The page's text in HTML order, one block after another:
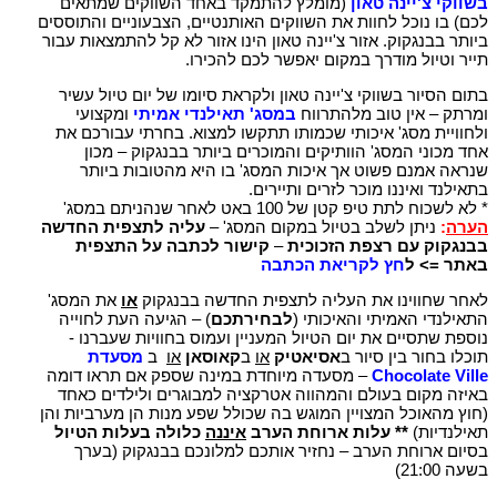
לכם) בו נוכל לחוות את השווקים האותנטיים, הצבעוניים והתוססים
ביותר בבנגקוק. אזור צ'יינה טאון הינו אזור לא קל להתמצאות עבור
תייר וטיול מודרך במקום יאפשר לכם להכירו.
בתום הסיור בשווקי צ'יינה טאון ולקראת סיומו של יום טיול עשיר
ומרתק – אין טוב מלהתרווח במסג' תאילנדי אמיתי ומקצועי
ולחוויית מסג' איכותי שכמותו תתקשו למצוא. בחרתי עבורכם את
אחד מכוני המסג' הוותיקים והמוכרים ביותר בבנגקוק – מכון
שנראה אמנם פשוט אך איכות המסג' בו היא מהטובות ביותר
בתאילנד ואיננו מוכר לזרים ותיירים.
* לא לשכוח לתת טיפ קטן של 100 באט לאחר שנהניתם במסג'
הערה: ניתן לשלב בטיול במקום המסג' – עליה לתצפית החדשה
בבנגקוק עם רצפת הזכוכית– קישור לכתבה על התצפית
באתר => לחץ לקריאת הכתבה
לאחר שחווינו את העליה לתצפית החדשה בבנגקוק או את המסג'
התאילנדי האמיתי והאיכותי (לבחירתכם) – הגיעה העת לחוייה
נוספת שתסיים את יום הטיול המעניין ועמוס בחוויות שעברנו -
תוכלו בחור בין סיור באסיאטיק או בקאוסאן או ב מסעדת
Chocolate Ville– מסעדה מיוחדת במינה שספק אם תראו דומה
באיזה מקום בעולם והמהווה אטרקציה למבוגרים ולילדים כאחד
(חוץ מהאוכל המצויין המוגש בה שכולל שפע מנות הן מערביות והן
תאילנדיות) ** עלות ארוחת הערב איננה כלולה בעלות הטיול
בסיום ארוחת הערב – נחזיר אותכם למלונכם בבנגקוק (בערך
בשעה 21:00)